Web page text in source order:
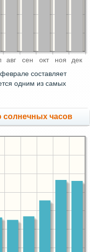
авг сен окт ноя дек
составляет
одним из самых
солнечных часов